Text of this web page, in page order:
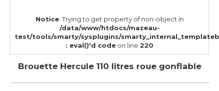
Notice: Trying to get property of non-object in
/data/www/htdocs/mazeau-
test/tools/smarty/sysplugins/
: eval()'d code on line 220
Brouette Hercule 110 litres roue gonflable